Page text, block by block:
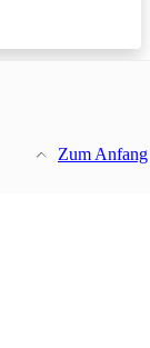
Zum Anfang